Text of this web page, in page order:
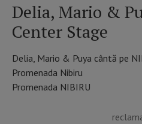
Delia, Mario &
Center Stage
Delia, Mario & Puya cântă pe
Promenada Nibiru
Promenada NIBIRU